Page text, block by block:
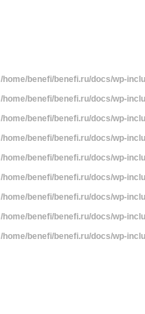
/home/benefi/benefi.ru/docs/wp-
/home/benefi/benefi.ru/docs/wp-
/home/benefi/benefi.ru/docs/wp-
/home/benefi/benefi.ru/docs/wp-
/home/benefi/benefi.ru/docs/wp-
/home/benefi/benefi.ru/docs/wp-
/home/benefi/benefi.ru/docs/wp-
/home/benefi/benefi.ru/docs/wp-
/home/benefi/benefi.ru/docs/wp-